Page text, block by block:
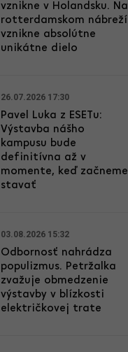
vznikne v Holandsku. Na
rotterdamskom nábreží
vznikne absolútne
unikátne dielo
26.07.2026 17:30
Pavel Luka z ESETu:
Výstavba nášho
kampusu bude
definitívna až v
momente, keď začneme
stavať
03.08.2026 15:32
Odbornosť nahrádza
populizmus. Petržalka
zvažuje obmedzenie
výstavby v blízkosti
električkovej trate